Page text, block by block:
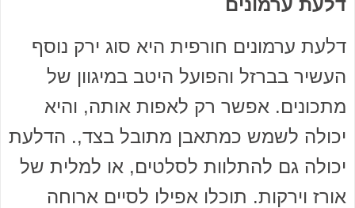
דלעת ערמונים
דלעת ערמונים חורפית היא סוג ירק נוסף
העשיר בברזל והפועל היטב במיגוון של
מתכונים. אפשר רק לאפות אותה, והיא
יכולה לשמש כמתאבן מתובל בצד,. הדלעת
יכולה גם להתלוות לסלטים, או למלית של
אורז וירקות. תוכלו אפילו לסיים ארוחה